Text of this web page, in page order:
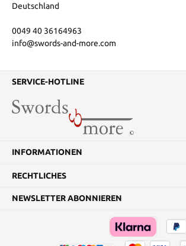
Deutschland
0049 40 36164963
info@swords-and-more.com
SERVICE-HOTLINE
INFORMATIONEN
RECHTLICHES
NEWSLETTER ABONNIEREN